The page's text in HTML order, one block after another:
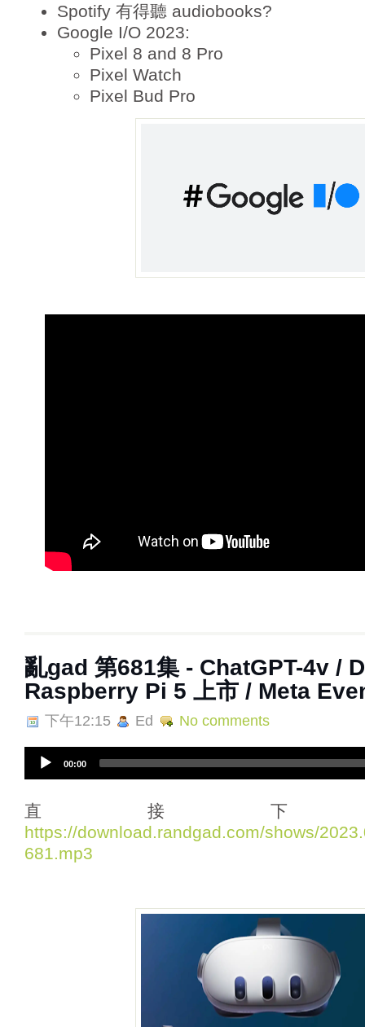
Spotify 有得聽 audiobooks?
Google I/O 2023:
Pixel 8 and 8 Pro
Pixel Watch
Pixel Bud Pro
亂‌‌‌gad‌‌‌ ‌‌‌‌‌第‌‌‌681集 - ChatGPT-4v /
Raspberry Pi 5 上市 / Meta
下午12:15 Ed No comments
i
o
P
l
00:00
直接
https://download.randgad.com/shows/
681.mp3